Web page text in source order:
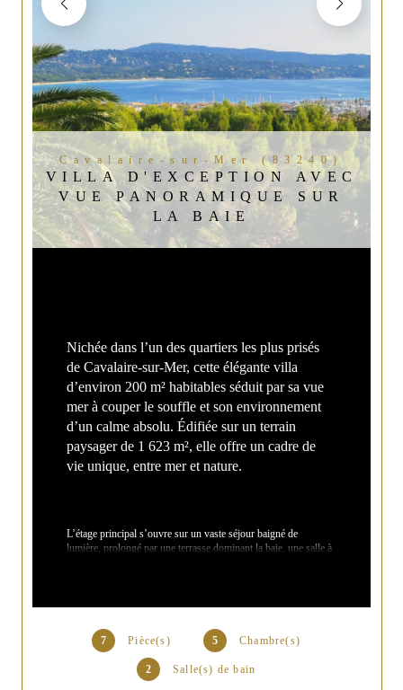
Cavalaire-sur-Mer (83240)
VILLA D'EXCEPTION AVEC
VUE PANORAMIQUE SUR
LA BAIE
7 Pièce(s) 5 Chambre(s)
2 Salle(s) de bain
Nichée dans l’un des quartiers les plus prisés
de Cavalaire-sur-Mer, cette élégante villa
d’environ 200 m² habitables séduit par sa vue
mer à couper le souffle et son environnement
d’un calme absolu. Édifiée sur un terrain
paysager de 1 623 m², elle offre un cadre de
vie unique, entre mer et nature.
L’étage principal s’ouvre sur un vaste séjour baigné de
lumière, prolongé par une terrasse dominant la baie, une salle à
bénéficiant d’un accès direct à la terrasse, une salle de bain
Le rez-de-jardin accueille un appartement indépendant de type